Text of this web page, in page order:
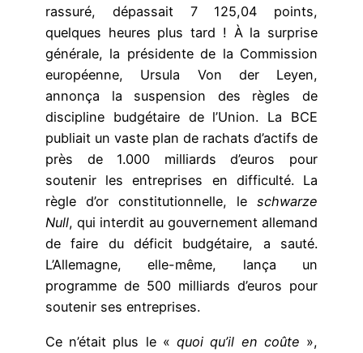
rassuré, dépassait 7 125,04 points,
quelques heures plus tard ! À la surprise
générale, la présidente de la Commission
européenne, Ursula Von der Leyen,
annonça la suspension des règles de
discipline budgétaire de l’Union. La BCE
publiait un vaste plan de rachats d’actifs de
près de 1.000 milliards d’euros pour
soutenir les entreprises en difficulté. La
règle d’or constitutionnelle, le schwarze
Null, qui interdit au gouvernement allemand
de faire du déficit budgétaire, a sauté.
L’Allemagne, elle-même, lança un
programme de 500 milliards d’euros pour
soutenir ses entreprises.
Ce n’était plus le «quoi qu’il en coûte »,